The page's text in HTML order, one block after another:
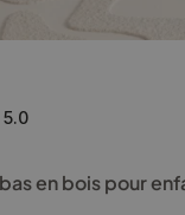
5.0
en bois pour